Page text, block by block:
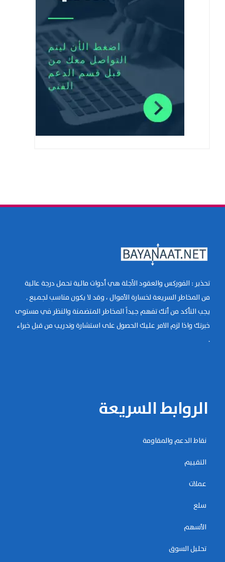
تحذير : الفوركس والعقود الآجلة هي أدوات مالية تحمل درجة عالية
من المخاطر السريعة لخسارة الأموال ، وقد لا يكون مناسب لجميع .
يجب التأكد من أنك تفهم جيداً المخاطر المتضمنة والنظر في مستوى
خبرتك واذا لزم الامر عليك الحصول على استشارة وتدريب من قبل خبراء
.
الروابط السريعة
نقاط الدعم والمقاومة
التقييم
عملات
سلع
الأسهم
تحليل السوق